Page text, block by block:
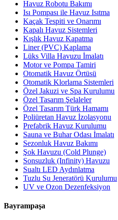
Havuz Robotu Bakımı
Isı Pompası ile Havuz Isıtma
Kaçak Tespiti ve Onarımı
Kapalı Havuz Sistemleri
Kışlık Havuz Kapatma
Liner (PVC) Kaplama
Lüks Villa Havuzu İmalatı
Motor ve Pompa Tamiri
Otomatik Havuz Örtüsü
Otomatik Klorlama Sistemleri
Özel Jakuzi ve Spa Kurulumu
Özel Tasarım Şelaleler
Özel Tasarım Türk Hamamı
Poliüretan Havuz İzolasyonu
Prefabrik Havuz Kurulumu
Sauna ve Buhar Odası İmalatı
Sezonluk Havuz Bakımı
Şok Havuzu (Cold Plunge)
Sonsuzluk (Infinity) Havuzu
Sualtı LED Aydınlatma
Tuzlu Su Jeneratörü Kurulumu
UV ve Ozon Dezenfeksiyon
Bayrampaşa